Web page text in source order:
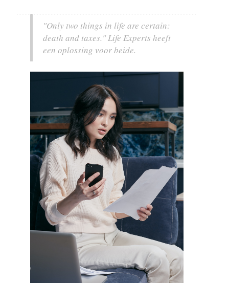
"Only two things in life are certain:
death and taxes." Life Experts heeft
een oplossing voor beide.